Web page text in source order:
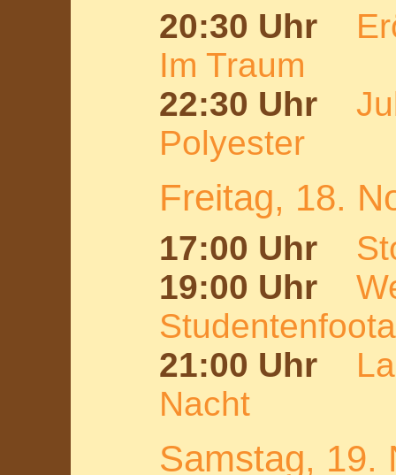
20:30 Uhr
Im Traum
22:30 Uhr
Polyester
Freitag, 18.
17:00 Uhr
19:00 Uhr
21:00 Uhr
Nacht
Samstag, 19.